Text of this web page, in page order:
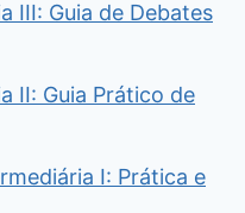
III: Guia de Debates
II: Guia Prático de
I: Prática e